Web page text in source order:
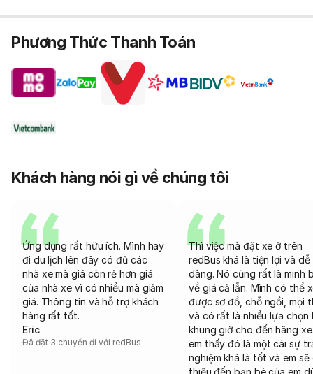
Phương Thức Thanh Toán
Khách hàng nói gì về chúng tôi
Ứng dụng rất hữu ích. Mình hay
đi du lịch lên đây có đủ các
nhà xe mà giá còn rẻ hơn giá
của nhà xe vì có nhiều mã giảm
giá. Thông tin và hỗ trợ khách
hàng rất tốt.
Eric
Đã đặt 3 chuyến đi với redBus
Thì việc mà đặt xe ở trên
redBus khá là tiện lợi và dễ
dàng. Nó cũng rất là minh
về giá cả lẫn. Mình có thể
được sơ đồ, chỗ ngồi, mọi
và có rất là nhiều lựa chọn
khung giờ cho đến hãng
em thấy đó là một cái sự
nghiệm khá là tốt và em sẽ
thiệu đến bạn bè của em